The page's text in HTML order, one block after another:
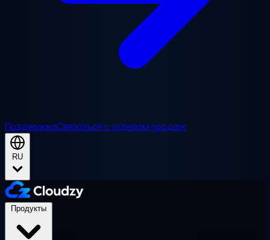
ПоддержкаСвязаться с отделом продаж
RU